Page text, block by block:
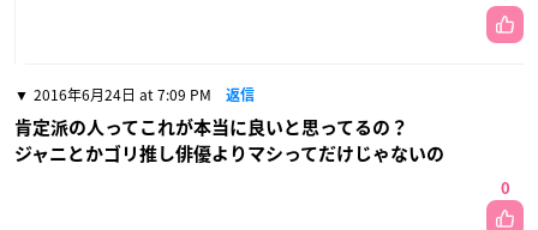
2016年6月24日 at 7:09 PM 返信
肯定派の人ってこれが本当に良いと思ってるの？
ジャニとかゴリ推し俳優よりマシってだけじゃないの
0